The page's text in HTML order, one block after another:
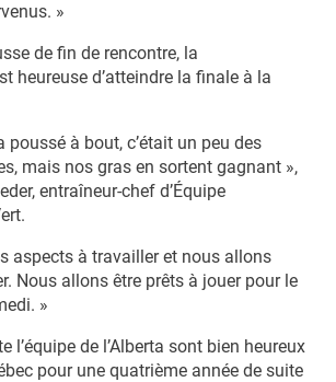
»
de fin de rencontre, la
heureuse d’atteindre la finale à la
poussé à bout, c’était un peu des
mais nos gras en sortent gagnant »,
entraîneur-chef d’Équipe
aspects à travailler et nous allons
Nous allons être prêts à jouer pour le
»
l’équipe de l’Alberta sont bien heureux
pour une quatrième année de suite